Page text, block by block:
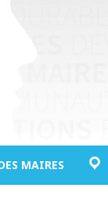
MAIRES